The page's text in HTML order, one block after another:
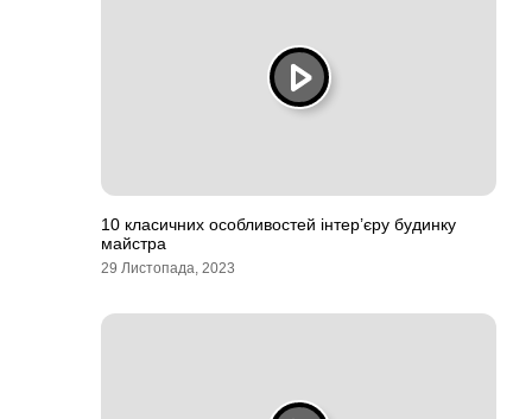
10 класичних особливостей інтер’єру будинку
майстра
29 Листопада, 2023